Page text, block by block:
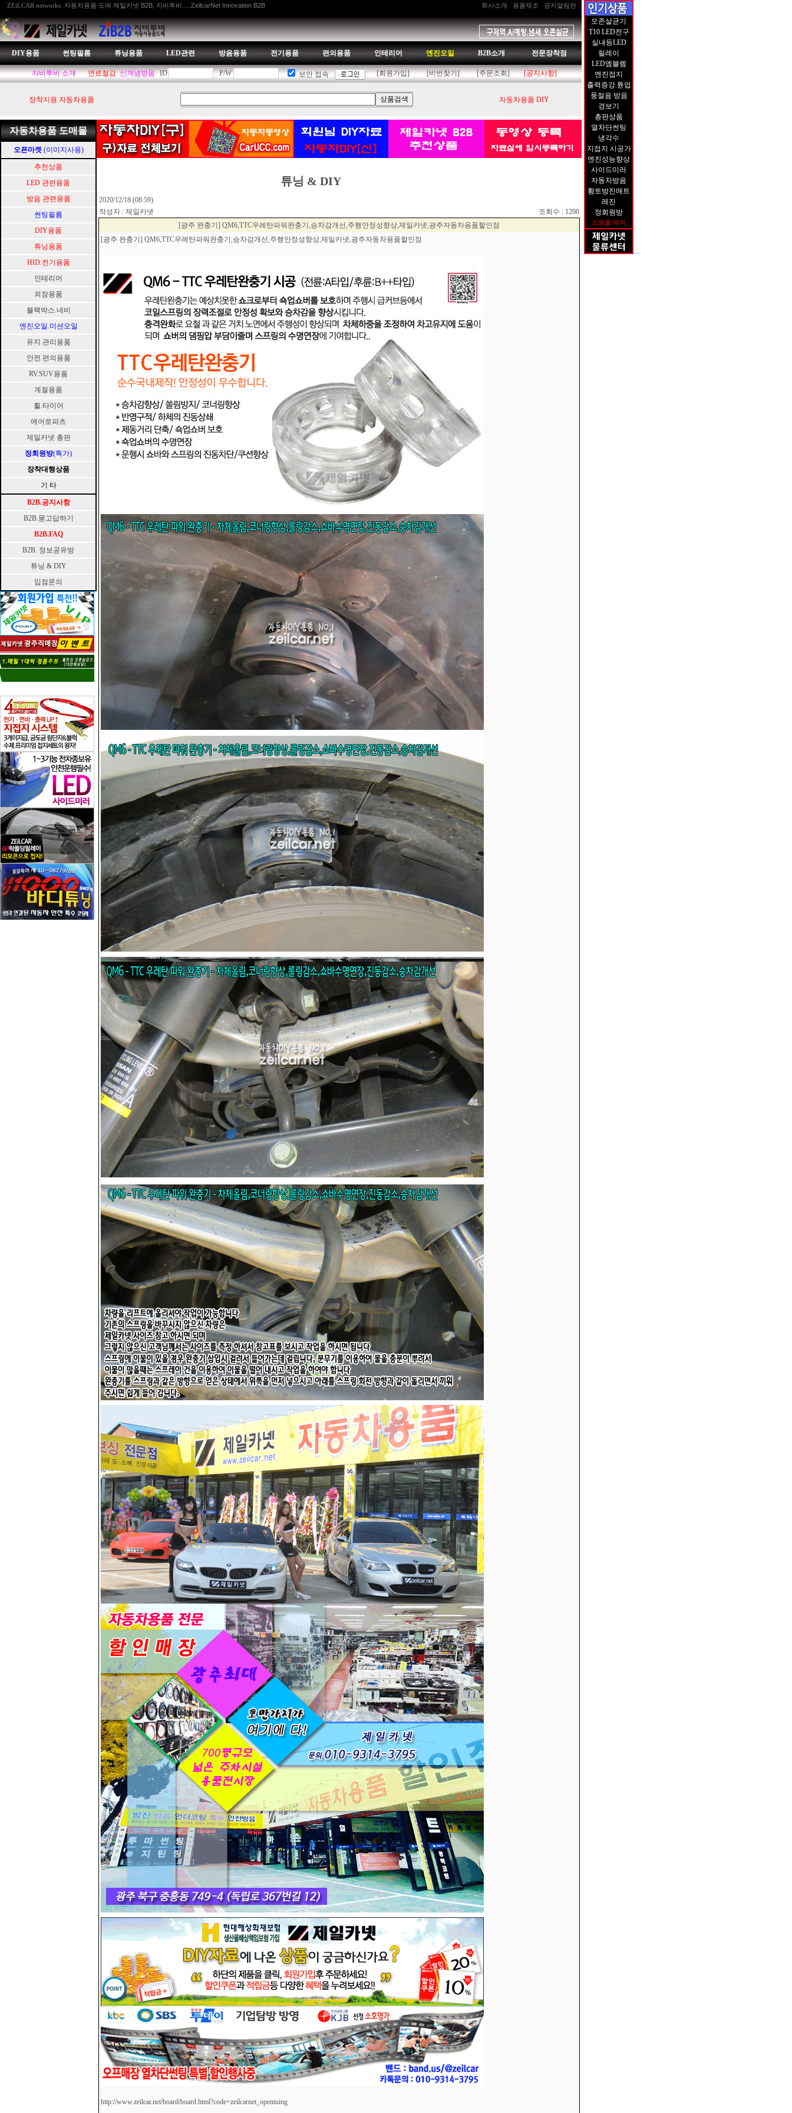
ZEiLCAR networks. 자동차용품 도매 제일카넷 B2B, 지비투비.....ZeilcarNet Innovation B2B 회사소개 용품제조 공지알림란
DIY용품 썬팅필름 튜닝용품 LED관련 방음용품 전기용품 편의용품 인테리어 엔진오일 B2B소개 전문장착점
지비투비 소개 연료절감 신개념방음 ID P/W 보안 접속 [회원가입] [비번찾기] [주문조회] [공지사항]
장착지원 자동차용품 자동차용품 DIY
자동차용품 도매몰
오픈마켓 (이미지사용)
추천상품
LED 관련용품
방음 관련용품
썬팅필름
DIY용품
튜닝용품
HID.전기용품
인테리어
외장용품
블랙박스.네비
엔진오일.미션오일
유지.관리용품
안전.편의용품
RV.SUV용품
계절용품
휠.타이어
에어로파츠
제일카넷 총판
정회원방(특가)
장착대행상품
기 타
B2B.공지사항
B2B.묻고답하기
B2B.FAQ
B2B. 정보공유방
튜닝 & DIY
입점문의
튜닝 & DIY
2020/12/18 (08:59)
작성자 : 제일카넷
조회수 : 1200
[광주 완충기] QM6,TTC우레탄파워완충기,승차감개선,주행안정성향상,제일카넷,광주자동차용품할인점
[광주 완충기] QM6,TTC우레탄파워완충기,승차감개선,주행안정성향상,제일카넷,광주자동차용품할인점
http://www.zeilcar.net/board/board.html?code=zeilcarnet_opentuing
오존살균기
T10 LED전구
실내등LED
릴레이
LED엠블렘
엔진접지
출력증강.튠업
풍절음 방음
경보기
총판상품
열차단썬팅
냉각수
지접지 시공가
엔진성능향상
사이드미러
자동차방음
황토방진매트
레진
정회원방
쇼핑몰 제작